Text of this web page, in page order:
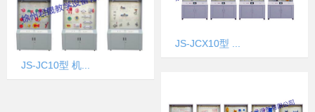
JS-JC10型 机...
JS-JCX10型 ...